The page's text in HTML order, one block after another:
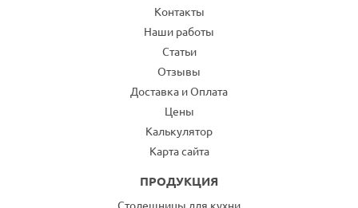
Контакты
Наши работы
Статьи
Отзывы
Доставка и Оплата
Цены
Калькулятор
Карта сайта
ПРОДУКЦИЯ